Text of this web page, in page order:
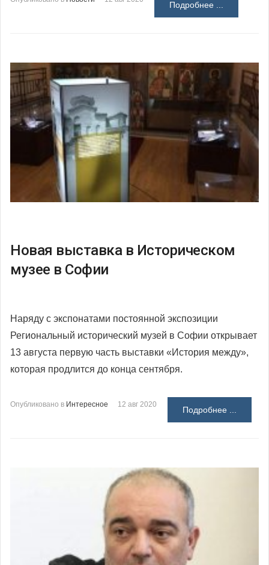
Подробнее ...
Новая выставка в Историческом
музее в Софии
Наряду с экспонатами постоянной экспозиции
Региональный исторический музей в Софии открывает
13 августа первую часть выставки «История между»,
которая продлится до конца сентября.
Опубликовано в Интересное 12 авг 2020
Подробнее ...